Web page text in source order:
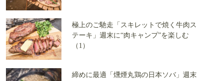
極上のご馳走「スキレットで焼く牛肉ス
テーキ」週末に“肉キャンプ”を楽しむ
（1）
締めに最適「燻煙丸鶏の日本ソバ」週末